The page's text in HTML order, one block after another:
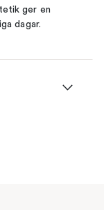
ger en
dagar.